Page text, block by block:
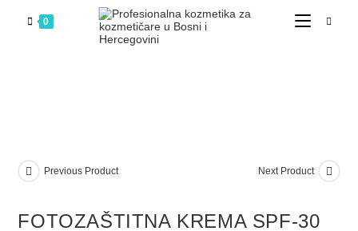
0
Previous Product Next Product
FOTOZAŠTITNA KREMA SPF-30